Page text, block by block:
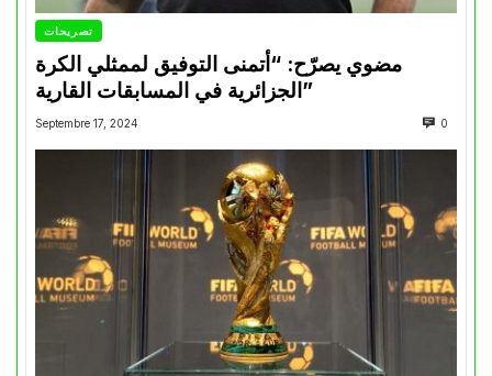
تصريحات
مضوي يصرّح: “أتمنى التوفيق لممثلي الكرة
الجزائرية في المسابقات القارية”
Septembre 17, 2024 0